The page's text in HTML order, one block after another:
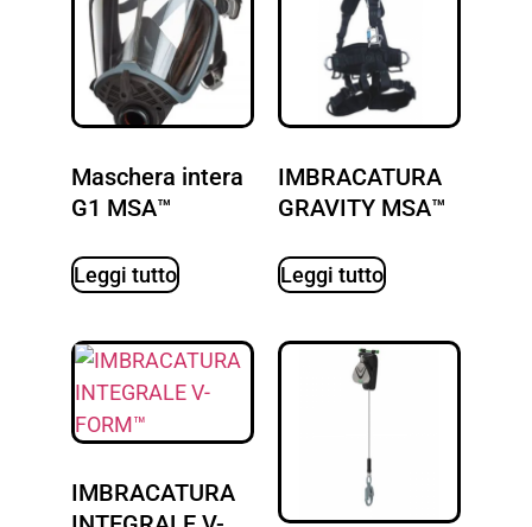
Maschera intera
G1 MSA™
Leggi tutto
IMBRACATURA
GRAVITY MSA™
Leggi tutto
IMBRACATURA